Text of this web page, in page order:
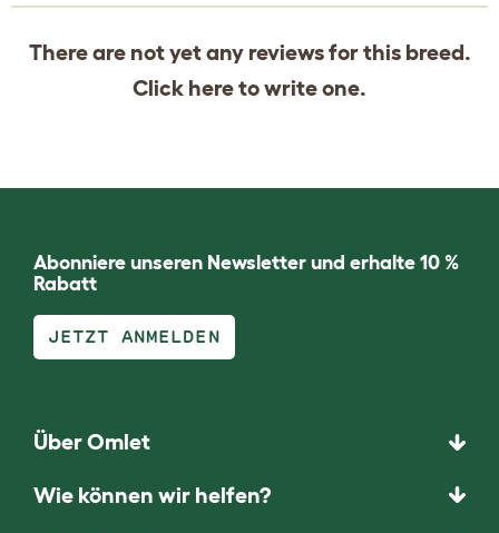
There are not yet any reviews for this breed.
Click hereto write one.
Abonniere unseren Newsletter und erhalte 10 %
Rabatt
JETZT ANMELDEN
Über Omlet
Wie können wir helfen?